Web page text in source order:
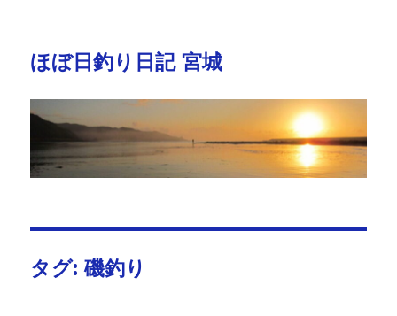
ほぼ日釣り日記 宮城
タグ:磯釣り